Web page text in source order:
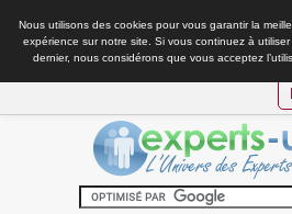
Nous utilisons des cookies pour vous garantir la
expérience sur notre site. Si vous continuez à utiliser
dernier, nous considérons que vous acceptez